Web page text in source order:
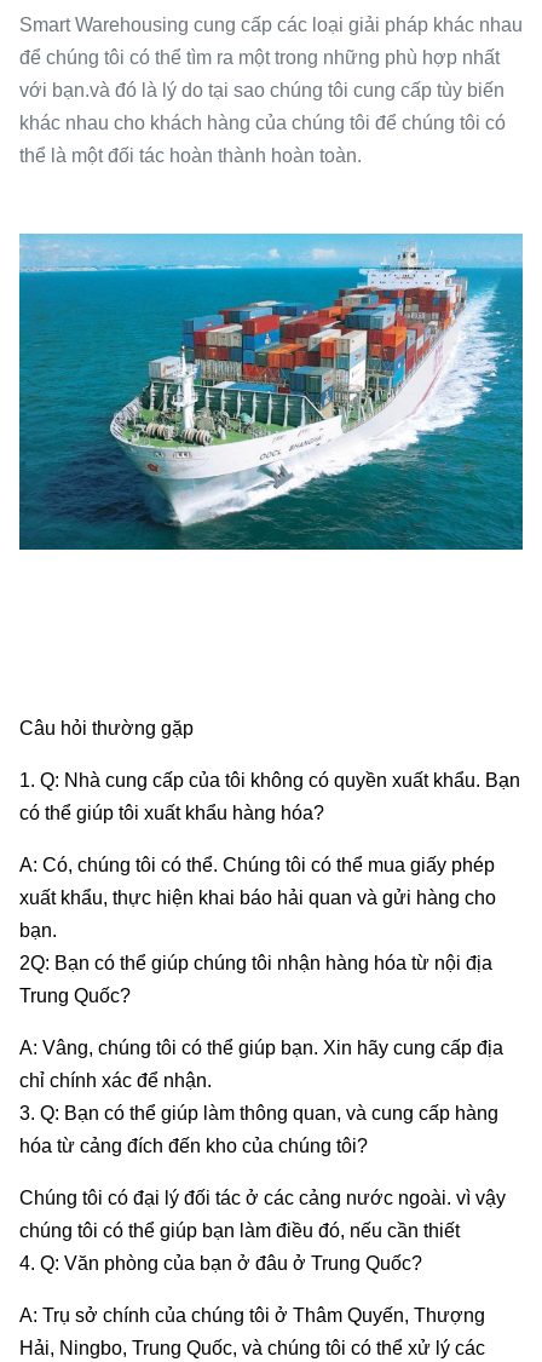
Smart Warehousing cung cấp các loại giải pháp khác nhau
để chúng tôi có thể tìm ra một trong những phù hợp nhất
với bạn.và đó là lý do tại sao chúng tôi cung cấp tùy biến
khác nhau cho khách hàng của chúng tôi để chúng tôi có
thể là một đối tác hoàn thành hoàn toàn.
Câu hỏi thường gặp
1. Q: Nhà cung cấp của tôi không có quyền xuất khẩu. Bạn
có thể giúp tôi xuất khẩu hàng hóa?
A: Có, chúng tôi có thể. Chúng tôi có thể mua giấy phép
xuất khẩu, thực hiện khai báo hải quan và gửi hàng cho
bạn.
2Q: Bạn có thể giúp chúng tôi nhận hàng hóa từ nội địa
Trung Quốc?
A: Vâng, chúng tôi có thể giúp bạn. Xin hãy cung cấp địa
chỉ chính xác để nhận.
3. Q: Bạn có thể giúp làm thông quan, và cung cấp hàng
hóa từ cảng đích đến kho của chúng tôi?
Chúng tôi có đại lý đối tác ở các cảng nước ngoài. vì vậy
chúng tôi có thể giúp bạn làm điều đó, nếu cần thiết
4. Q: Văn phòng của bạn ở đâu ở Trung Quốc?
A: Trụ sở chính của chúng tôi ở Thâm Quyến, Thượng
Hải, Ningbo, Trung Quốc, và chúng tôi có thể xử lý các